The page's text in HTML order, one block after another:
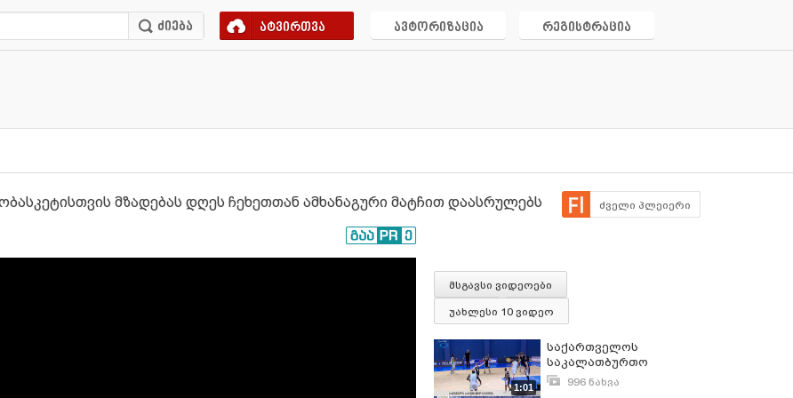
ატვირთვა ავტორიზაცია რეგისტრაცია
მზადებას დღეს ჩეხეთთან ამხანაგური მატჩით დაასრულებს ძველი პლეიერი
მსგავსი ვიდეოები
უახლესი 10 ვიდეო
1:01
საქართველოს
საკალათბურთო
სუპერლიგის პირველი
996 ნახვა